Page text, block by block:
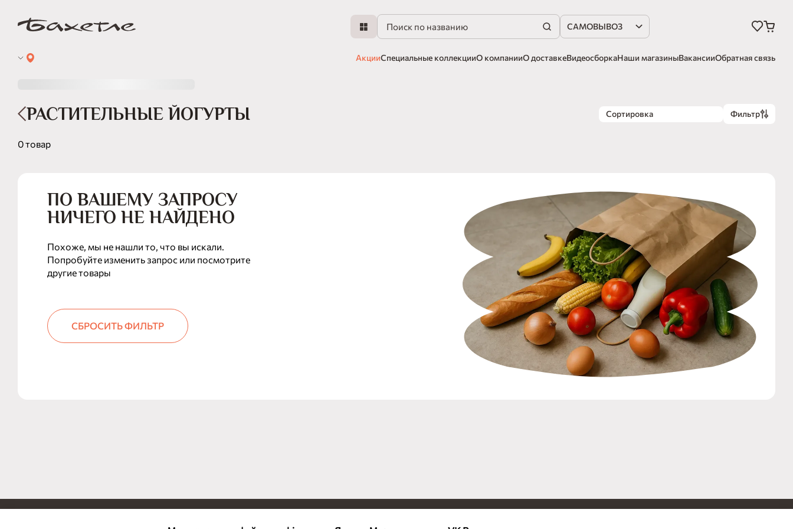
САМОВЫВОЗ
АкцииСпециальные коллекцииО компанииО доставкеВидеосборкаНаши магазиныВакансииОбратная связь
РАСТИТЕЛЬНЫЕ ЙОГУРТЫ Сортировка Фильтр
0 товар
ПО ВАШЕМУ ЗАПРОСУ
НИЧЕГО НЕ НАЙДЕНО
Похоже, мы не нашли то, что вы искали.
Попробуйте изменить запрос или посмотрите
другие товары
СБРОСИТЬ ФИЛЬТР